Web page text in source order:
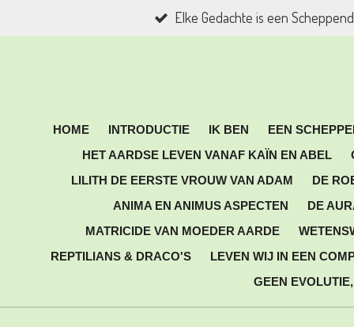
direct
Elke Gedachte is een
HOME INTRODUCTIE IK BEN
EEN
HET AARDSE LEVEN VANAF KAÏN EN ABEL
LILITH DE EERSTE VROUW VAN ADAM
DE
ANIMA EN ANIMUS ASPECTEN
DE
MATRICIDE VAN MOEDER AARDE
REPTILIANS & DRACO'S
LEVEN WIJ IN EEN
GEEN